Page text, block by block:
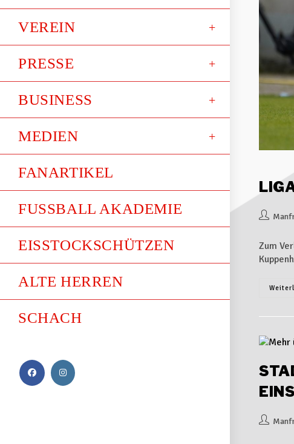
VEREIN
PRESSE
BUSINESS
MEDIEN
FANARTIKEL
FUSSBALL AKADEMIE
EISSTOCKSCHÜTZEN
ALTE HERREN
SCHACH
Zum